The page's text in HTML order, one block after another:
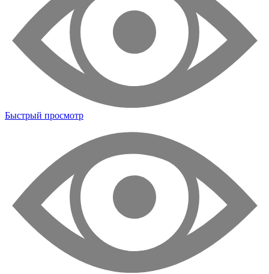
Быстрый просмотр